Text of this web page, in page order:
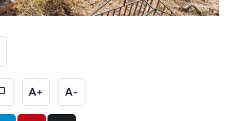
A+ A-